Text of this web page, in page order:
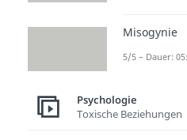
Misogynie
5/5 – Dauer:
Psychologie
Toxische Beziehungen